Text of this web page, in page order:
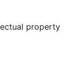
property